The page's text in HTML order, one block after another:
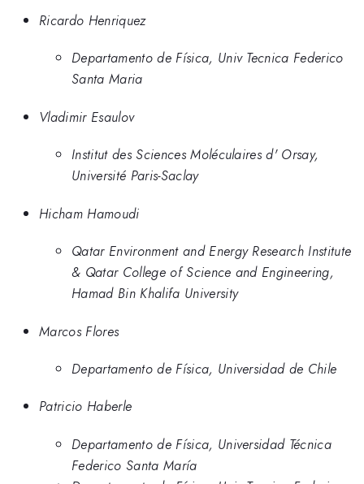
Ricardo Henriquez
Departamento de Física, Univ Tecnica Federico
Santa Maria
Vladimir Esaulov
Institut des Sciences Moléculaires d' Orsay,
Université Paris-Saclay
Hicham Hamoudi
Qatar Environment and Energy Research Institute
& Qatar College of Science and Engineering,
Hamad Bin Khalifa University
Marcos Flores
Departamento de Física, Universidad de Chile
Patricio Haberle
Departamento de Física, Universidad Técnica
Federico Santa María